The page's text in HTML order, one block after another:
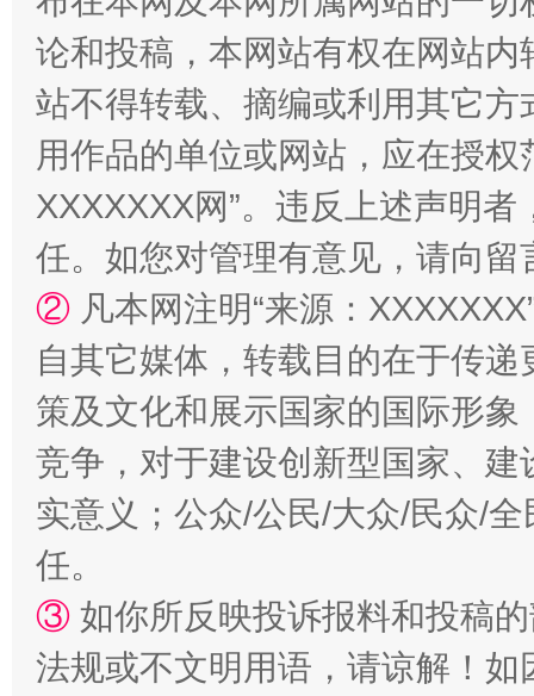
国家大学科技园优化重塑工作
论和投稿，本网站有权在网站
站不得转载、摘编或利用其它
用作品的单位或网站，应在授
XXXXXXX网”。违反上述声明
任。如您对管理有意见，请向
② 凡本网注明“来源：
自其它媒体，转载目的在于传
策及文化和展示国家的国际形
竞争，对于建设创新型国家、
实意义；公众/公民/大众/民众/
任。
③ 如你所反映投诉报料和投稿
法规或不文明用语，请谅解！